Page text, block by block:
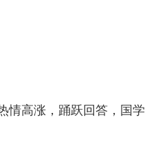
情高涨，踊跃回答，国学